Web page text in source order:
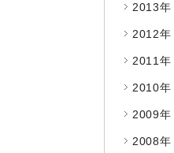
2013年
2012年
2011年
2010年
2009年
2008年